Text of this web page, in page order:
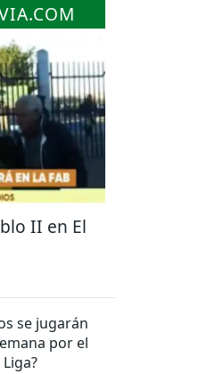
II en El
se jugarán
por el